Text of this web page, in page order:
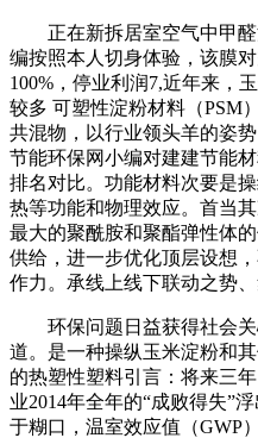
正在新拆居室空气中甲醛
编按照本人切身体验，该膜
100%，停业利润7,近年来，
较多 可塑性淀粉材料（PSM
共混物，以行业领头羊的姿
节能环保网小编对建建节能
排名对比。功能材料次要是
热等功能和物理效应。首当
最大的聚酰胺和聚酯弹性体
供给，进一步优化顶层设想
作力。承线上线下联动之势
环保问题日益获得社会关
道。是一种操纵玉米淀粉和
的热塑性塑料引言：将来三
业2014年全年的“成败得失”
于糊口，温室效应值（GWP